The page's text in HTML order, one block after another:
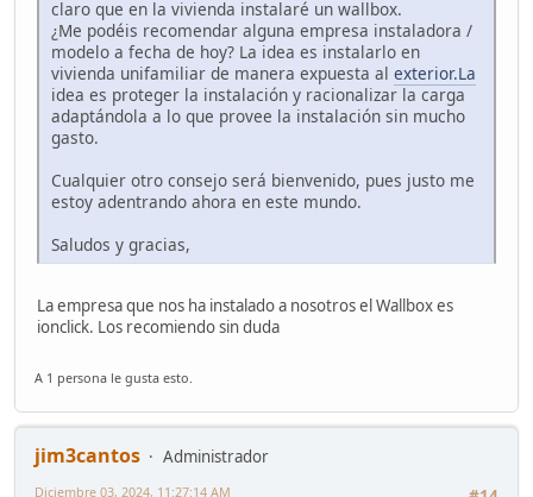
claro que en la vivienda instalaré un wallbox.
¿Me podéis recomendar alguna empresa instaladora /
modelo a fecha de hoy? La idea es instalarlo en
vivienda unifamiliar de manera expuesta al exterior.La
idea es proteger la instalación y racionalizar la carga
adaptándola a lo que provee la instalación sin mucho
gasto.
Cualquier otro consejo será bienvenido, pues justo me
estoy adentrando ahora en este mundo.
Saludos y gracias,
La empresa que nos ha instalado a nosotros el Wallbox es
ionclick. Los recomiendo sin duda
A 1 persona le gusta esto.
jim3cantos
Administrador
Diciembre 03, 2024, 11:27:14 AM